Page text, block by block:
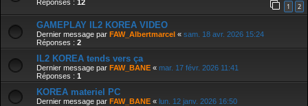
Réponses : 12 1 2
GAMEPLAY IL2 KOREA VIDEO
Dernier message par FAW_Albertmarcel « sam. 18 avr. 2026 15:24
Réponses : 2
IL2 KOREA tends vers ça
Dernier message par FAW_BANE « mar. 17 févr. 2026 11:41
Réponses : 1
KOREA materiel PC
Dernier message par FAW_BANE « lun. 12 janv. 2026 16:50